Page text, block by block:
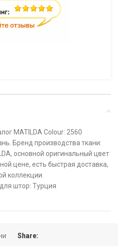
MATILDA Colour: 2560
Бренд производства ткани:
основной оригинальный цвет
цене, есть быстрая доставка,
коллекции.
штор: Турция
Share: